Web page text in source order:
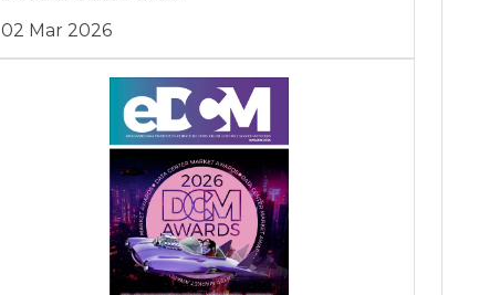
02 Mar 2026